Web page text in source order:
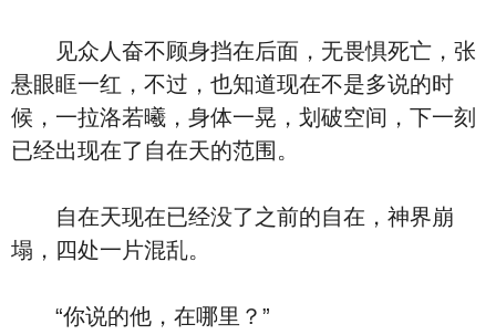
见众人奋不顾身挡在后面，无畏惧死亡，张
悬眼眶一红，不过，也知道现在不是多说的时
候，一拉洛若曦，身体一晃，划破空间，下一刻
已经出现在了自在天的范围。
自在天现在已经没了之前的自在，神界崩
塌，四处一片混乱。
“你说的他，在哪里？”